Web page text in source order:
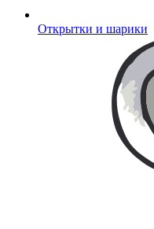
Открытки и шарики